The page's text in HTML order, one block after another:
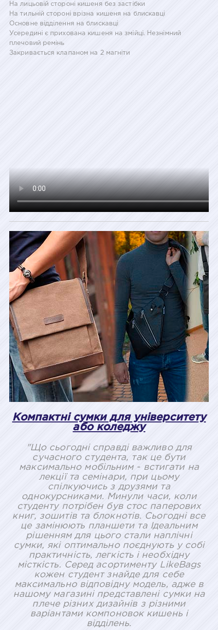
На лицьовій стороні кишеня без застібки
На тильній стороні врізна кишеня на блискавці
Основне відділення на блискавці
Усередині є прихована кишеня на змійці. Незнімний
плечовий ремінь
Закривається клапаном на 2 магніти
Компактні сумки для університету
або коледжу
"Що сьогодні справді важливо для
сучасного студента, так це бути
максимально мобільним - встигати на
лекції та семінари, при цьому
спілкуючись з друзями та
однокурсниками. Минули часи, коли
студенту потрібен був стос паперових
книг, зошитів та блокнотів. Сьогодні все
це замінюють планшети та Ідеальним
рішенням для цього стали наплічні
сумки, які оптимально поєднують у собі
практичність, легкість і необхідну
місткість. Серед асортименту LikeBags
кожен студент знайде для себе
максимально відповідну модель, адже в
нашому магазині представлені сумки на
плече різних дизайнів з різними
варіантами компоновок кишень і
відділень.